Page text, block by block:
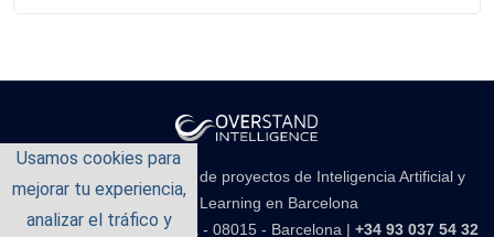
Usamos cookies para
mejorar tu experiencia,
analizar el tráfico y
Empresa de consultoría de proyectos de Inteligencia Artificial y
Machine Learning en Barcelona
Carrer d'Aragó 141, 5è 3a - 08015 - Barcelona | +34 93 037 54 32